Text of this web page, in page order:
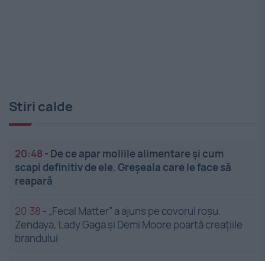
Stiri calde
20:48 - De ce apar moliile alimentare și cum
scapi definitiv de ele. Greșeala care le face să
reapară
20:38 - „Fecal Matter” a ajuns pe covorul roșu.
Zendaya, Lady Gaga și Demi Moore poartă creațiile
brandului